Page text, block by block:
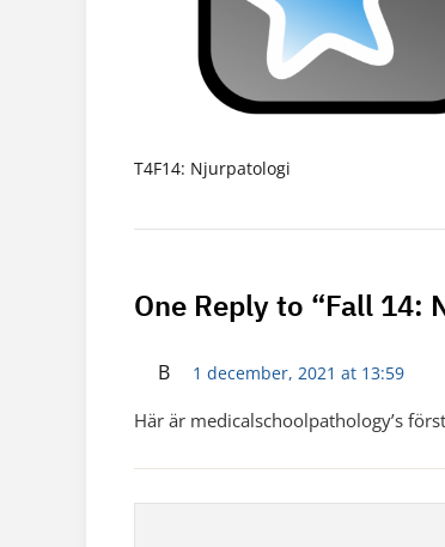
T4F14: Njurpatologi
One Reply to “Fall 14:
B 1 december, 2021 at 13:59
Här är medicalschoolpathology’s